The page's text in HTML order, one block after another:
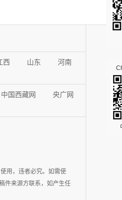
西 山东
河南
中国西藏网
央广网
用，违者必究。如需使
件来源方联系，如产生任